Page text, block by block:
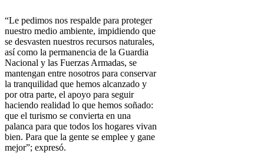
“Le pedimos nos respalde para proteger
nuestro medio ambiente, impidiendo que
se desvasten nuestros recursos naturales,
así como la permanencia de la Guardia
Nacional y las Fuerzas Armadas, se
mantengan entre nosotros para conservar
la tranquilidad que hemos alcanzado y
por otra parte, el apoyo para seguir
haciendo realidad lo que hemos soñado:
que el turismo se convierta en una
palanca para que todos los hogares vivan
bien. Para que la gente se emplee y gane
mejor”; expresó.